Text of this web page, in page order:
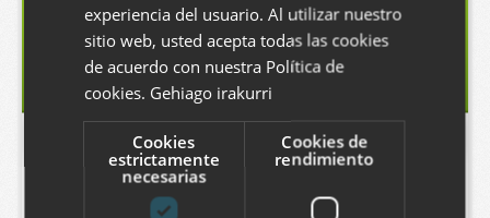
SPANISH
experiencia del usuario. Al utilizar nuestro
sitio web, usted acepta todas las cookies
de acuerdo con nuestra Política de
cookies. Gehiago irakurri
Cookies
estrictamente
necesarias
Cookies de
rendimiento